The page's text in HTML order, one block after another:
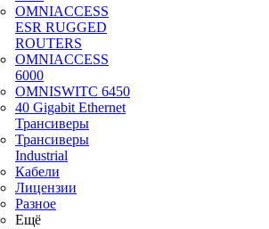
OMNIACCESS
ESR RUGGED
ROUTERS
OMNIACCESS
6000
OMNISWITC 6450
40 Gigabit Ethernet
Трансиверы
Трансиверы
Industrial
Кабели
Лицензии
Разное
Ещё